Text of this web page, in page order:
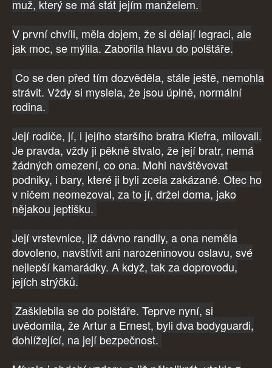
muž, který se má stát jejím manželem.
V první chvíli, měla dojem, že si dělají legraci, ale
jak moc, se mýlila. Zabořila hlavu do polštáře.
Co se den před tím dozvěděla, stále ještě, nemohla
strávit. Vždy si myslela, že jsou úplně, normální
rodina.
Její rodiče, jí, i jejího staršího bratra Kiefra, milovali.
Je pravda, vždy ji pěkně štvalo, že její bratr, nemá
žádných omezení, co ona. Mohl navštěvovat
podniky, i bary, které ji byli zcela zakázané. Otec ho
v ničem neomezoval, za to jí, držel doma, jako
nějakou jeptišku.
Její vrstevnice, již dávno randily, a ona neměla
dovoleno, navštívit ani narozeninovou oslavu, své
nejlepší kamarádky. A když, tak za doprovodu,
jejích strýčků.
Zašklebila se do polštáře. Teprve nyní, si
uvědomila, že Artur a Ernest, byli dva bodyguardi,
dohlížející, na její bezpečnost.